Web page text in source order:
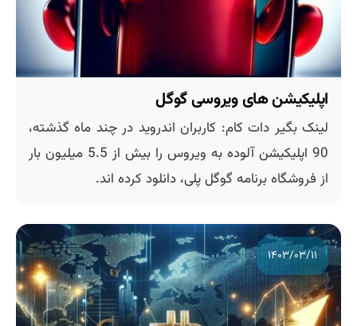
اپلیکیشن های ویروسی گوگل
لینک بگیر دات کام: کاربران اندروید در چند ماه گذشته،
90 اپلیکیشن آلوده به ویروس را بیش از 5.5 میلیون بار
از فروشگاه برنامه گوگل پلی، دانلود کرده اند.
۱۴۰۳/۰۳/۱۱